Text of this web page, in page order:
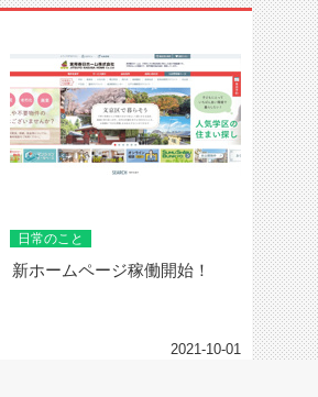
日常のこと
新ホームページ稼働開始！
2021-10-01